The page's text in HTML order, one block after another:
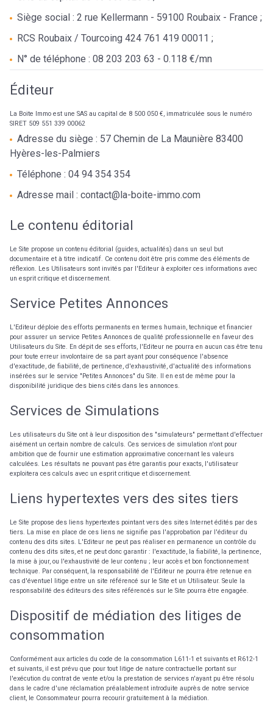
Siège social : 2 rue Kellermann - 59100 Roubaix - France ;
RCS Roubaix / Tourcoing 424 761 419 00011 ;
N° de téléphone : 08 203 203 63 - 0.118 €/mn
Éditeur
La Boite Immo est une SAS au capital de 8 500 050 €, immatriculée sous le numéro
SIRET 509 551 339 00062
Adresse du siège : 57 Chemin de La Maunière 83400
Hyères-les-Palmiers
Téléphone : 04 94 354 354
Adresse mail : contact@la-boite-immo.com
Le contenu éditorial
Le Site propose un contenu éditorial (guides, actualités) dans un seul but
documentaire et à titre indicatif. Ce contenu doit être pris comme des éléments de
réflexion. Les Utilisateurs sont invités par l'Editeur à exploiter ces informations avec
un esprit critique et discernement.
Service Petites Annonces
L'Editeur déploie des efforts permanents en termes humain, technique et financier
pour assurer un service Petites Annonces de qualité professionnelle en faveur des
Utilisateurs du Site. En dépit de ses efforts, l'Editeur ne pourra en aucun cas être tenu
pour toute erreur involontaire de sa part ayant pour conséquence l'absence
d'exactitude, de fiabilité, de pertinence, d'exhaustivité, d'actualité des informations
insérées sur le service "Petites Annonces" du Site. Il en est de même pour la
disponibilité juridique des biens cités dans les annonces.
Services de Simulations
Les utilisateurs du Site ont à leur disposition des "simulateurs" permettant d'effectuer
aisément un certain nombre de calculs. Ces services de simulation n'ont pour
ambition que de fournir une estimation approximative concernant les valeurs
calculées. Les résultats ne pouvant pas être garantis pour exacts, l'utilisateur
exploitera ces calculs avec un esprit critique et discernement.
Liens hypertextes vers des sites tiers
Le Site propose des liens hypertextes pointant vers des sites Internet édités par des
tiers. La mise en place de ces liens ne signifie pas l'approbation par l'éditeur du
contenu des dits sites. L'Editeur ne peut pas réaliser en permanence un contrôle du
contenu des dits sites, et ne peut donc garantir : l'exactitude, la fiabilité, la pertinence,
la mise à jour, ou l'exhaustivité de leur contenu ; leur accès et bon fonctionnement
technique. Par conséquent, la responsabilité de l'Editeur ne pourra être retenue en
cas d'éventuel litige entre un site référencé sur le Site et un Utilisateur. Seule la
responsabilité des éditeurs des sites référencés sur le Site pourra être engagée.
Dispositif de médiation des litiges de
consommation
Conformément aux articles du code de la consommation L611-1 et suivants et R612-1
et suivants, il est prévu que pour tout litige de nature contractuelle portant sur
l'exécution du contrat de vente et/ou la prestation de services n'ayant pu être résolu
dans le cadre d'une réclamation préalablement introduite auprès de notre service
client, le Consommateur pourra recourir gratuitement à la médiation.